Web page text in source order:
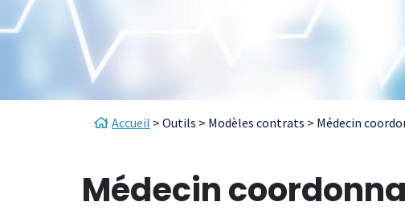
Fil d'Ariane
Accueil Outils Modèles contrats Médecin
Médecin